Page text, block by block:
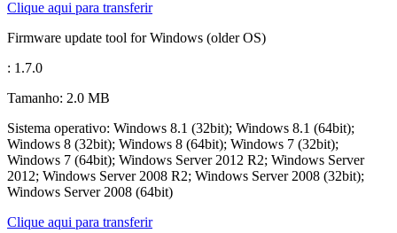
Clique aqui para transferir
Firmware update tool for Windows (older OS)
: 1.7.0
Tamanho: 2.0 MB
Sistema operativo: Windows 8.1 (32bit); Windows 8.1 (64bit);
Windows 8 (32bit); Windows 8 (64bit); Windows 7 (32bit);
Windows 7 (64bit); Windows Server 2012 R2; Windows Server
2012; Windows Server 2008 R2; Windows Server 2008 (32bit);
Windows Server 2008 (64bit)
Clique aqui para transferir